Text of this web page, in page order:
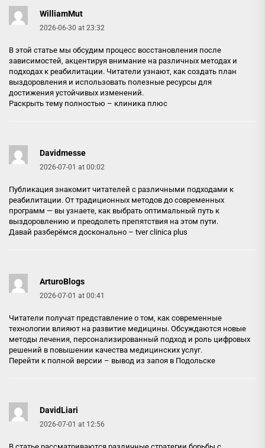
WilliamMut
2026-06-30 at 23:32
В этой статье мы обсудим процесс восстановления после
зависимостей, акцентируя внимание на различных методах и
подходах к реабилитации. Читатели узнают, как создать план
выздоровления и использовать полезные ресурсы для
достижения устойчивых изменений.
Раскрыть тему полностью – клиника плюс
Davidmesse
2026-07-01 at 00:02
Публикация знакомит читателей с различными подходами к
реабилитации. От традиционных методов до современных
программ — вы узнаете, как выбрать оптимальный путь к
выздоровлению и преодолеть препятствия на этом пути.
Давай разберёмся досконально – tver clinica plus
ArturoBlogs
2026-07-01 at 00:41
Читатели получат представление о том, как современные
технологии влияют на развитие медицины. Обсуждаются новые
методы лечения, персонализированный подход и роль цифровых
решений в повышении качества медицинских услуг.
Перейти к полной версии – вывод из запоя в Подольске
DavidLiari
2026-07-01 at 12:56